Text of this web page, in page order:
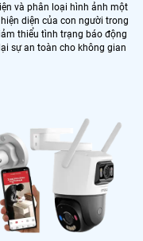
và phân loại hình ảnh một
diện của con người trong
thiểu tình trạng báo động
sự an toàn cho không gian